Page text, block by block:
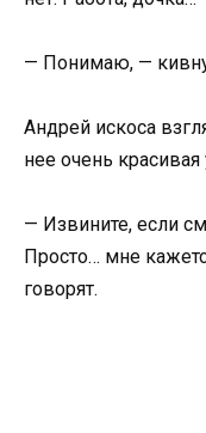
— Понимаю, —
Андрей искоса
нее очень
— Извините, если
Просто… мне
говорят.